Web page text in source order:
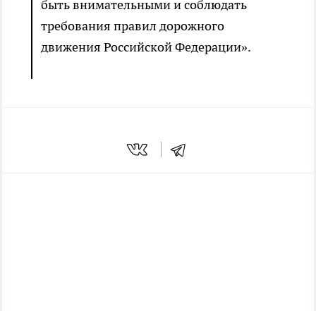
быть внимательными и соблюдать
требования правил дорожного
движения Российской Федерации».